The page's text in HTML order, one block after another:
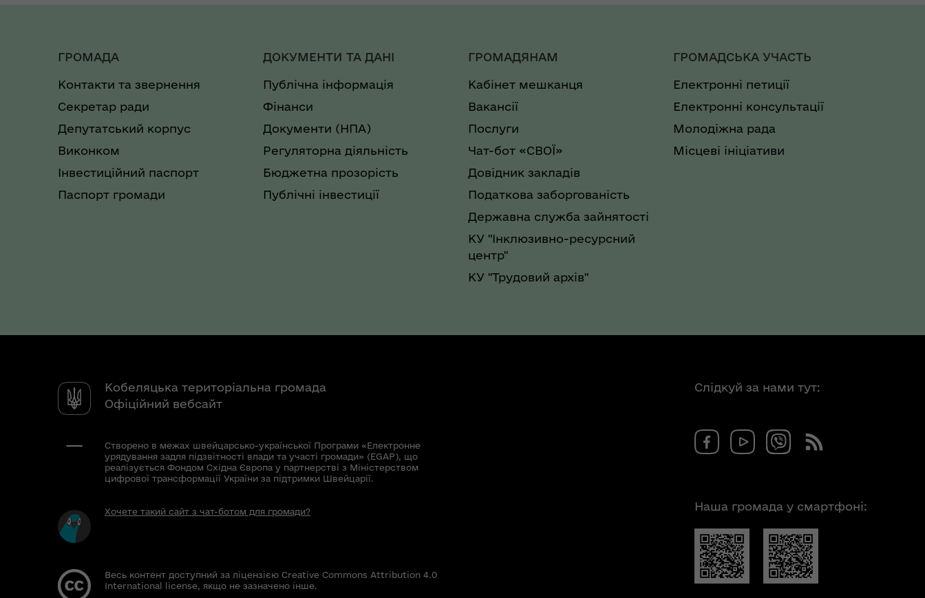
ГРОМАДА
Контакти та звернення
Секретар ради
Депутатський корпус
Виконком
Інвестиційний паспорт
Паспорт громади
ДОКУМЕНТИ ТА ДАНІ
Публічна інформація
Фінанси
Документи (НПА)
Регуляторна діяльність
Бюджетна прозорість
Публічні інвестиції
ГРОМАДЯНАМ
Кабінет мешканця
Вакансії
Послуги
Чат-бот «СВОЇ»
Довідник закладів
Податкова заборгованість
Державна служба зайнятості
КУ "Інклюзивно-ресурсний
центр"
КУ "Трудовий архів"
ГРОМАДСЬКА УЧАСТЬ
Електронні петиції
Електронні консультації
Молодіжна рада
Місцеві ініціативи
Кобеляцька територіальна громада
Офіційний вебсайт
Створено в межах швейцарсько-української Програми «Електронне
урядування задля підзвітності влади та участі громади» (EGAP), що
реалізується Фондом Східна Європа у партнерстві з Міністерством
цифрової трансформації України за підтримки Швейцарії.
Хочете такий сайт з чат-ботом для громади?
Весь контент доступний за ліцензією Creative Commons Attribution 4.0
International license, якщо не зазначено інше.
Слідкуй за нами тут:
Наша громада у смартфоні: